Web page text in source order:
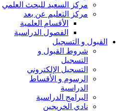
مركز السعيد للبحث العلمي
مركز التعليم عن بعد
الأقسام العلمية
الفصول الدراسية
القبول و التسجيل
شروط القبول و
التسجيل
التسجيل الإلكتروني
الرسوم و الأقساط
الدراسية
البرامج الدراسية
نادي الخريجين